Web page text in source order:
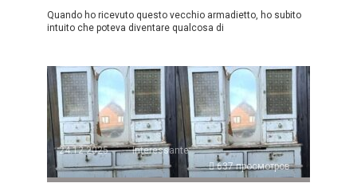
Quando ho ricevuto questo vecchio armadietto, ho subito
intuito che poteva diventare qualcosa di
24.12.2025
Interessante
637 просмотров